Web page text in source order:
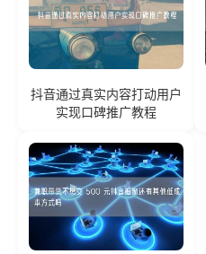
抖音通过真实内容打动用户
实现口碑推广教程